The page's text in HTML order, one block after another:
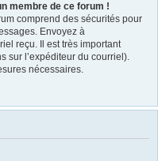
membre de ce forum !
comprend des sécurités pour
Envoyez à
reçu. Il est très important
sur l’expéditeur du courriel).
nécessaires.